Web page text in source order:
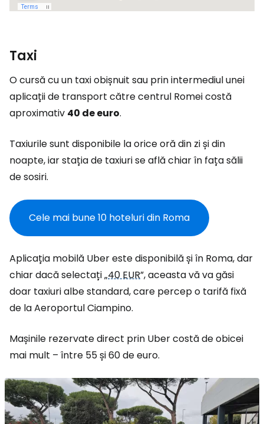
Taxi
O cursă cu un taxi obișnuit sau prin intermediul unei
aplicații de transport către centrul Romei costă
aproximativ 40 de euro.
Taxiurile sunt disponibile la orice oră din zi și din
noapte, iar stația de taxiuri se află chiar în fața sălii
de sosiri.
Cele mai bune 10 hoteluri din Roma
Aplicația mobilă Uber este disponibilă și în Roma, dar
chiar dacă selectați „40 EUR”, aceasta vă va găsi
doar taxiuri albe standard, care percep o tarifă fixă
de la Aeroportul Ciampino.
Mașinile rezervate direct prin Uber costă de obicei
mai mult – între 55 și 60 de euro.